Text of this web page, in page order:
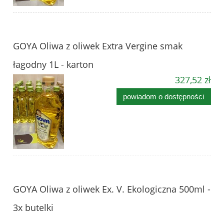
GOYA Oliwa z oliwek Extra Vergine smak
łagodny 1L - karton
327,52 zł
powiadom o dostępności
GOYA Oliwa z oliwek Ex. V. Ekologiczna 500ml -
3x butelki